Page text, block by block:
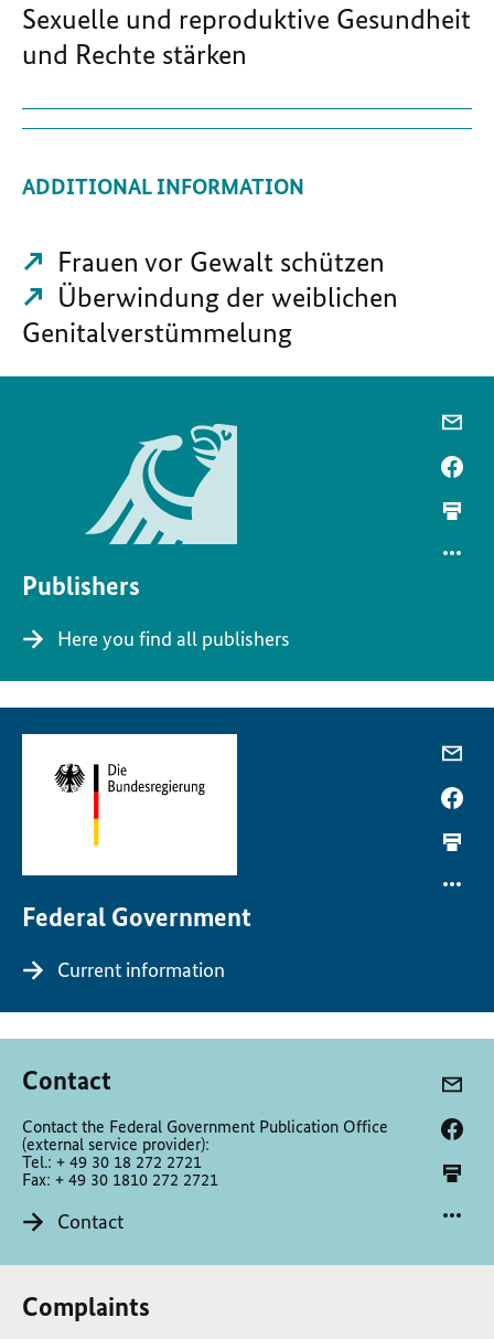
Sexuelle und reproduktive Gesundheit
und Rechte stärken
ADDITIONAL INFORMATION
Frauen vor Gewalt schützen
Überwindung der weiblichen
Genitalverstümmelung
Publishers
Here you find all publishers
Federal Government
Current information
Contact
Contact the Federal Government Publication Office
(external service provider):
Tel.: + 49 30 18 272 2721
Fax: + 49 30 1810 272 2721
Contact
Complaints